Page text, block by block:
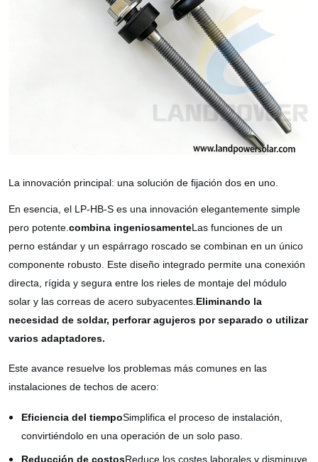
La innovación principal: una solución de fijación dos en uno.
En esencia, el LP-HB-S es una innovación elegantemente simple
pero potente. combina ingeniosamenteLas funciones de un
perno estándar y un espárrago roscado se combinan en un único
componente robusto. Este diseño integrado permite una conexión
directa, rígida y segura entre los rieles de montaje del módulo
solar y las correas de acero subyacentes. Eliminando la
necesidad de soldar, perforar agujeros por separado o utilizar
varios adaptadores.
Este avance resuelve los problemas más comunes en las
instalaciones de techos de acero:
Eficiencia del tiempoSimplifica el proceso de instalación,
convirtiéndolo en una operación de un solo paso.
Reducción de costosReduce los costes laborales y disminuye